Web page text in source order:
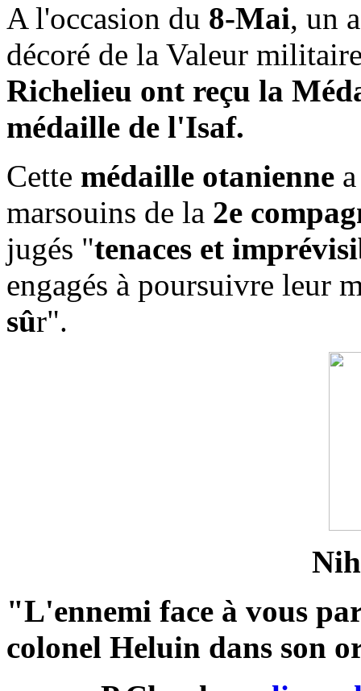
A l'occasion du 8-Mai, un
décoré de la Valeur
Richelieu ont reçu la
médaille de l'Isaf.
Cette médaille otanienne
marsouins de la 2e
jugés "tenaces et
engagés à poursuivre leur
sûr".
"L'ennemi face à vous
colonel Heluin dans son